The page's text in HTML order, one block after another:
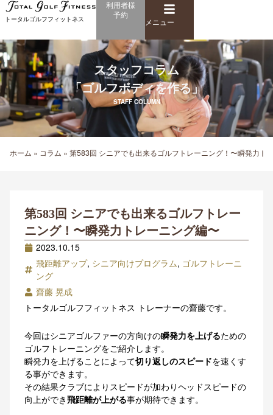
容
ス
キ
ッ
プ
トータルゴルフフィットネス
メ
ニ
ュ
ー
メニュー
利用者様
予約
スタッフコラム
「ゴルフボディを作る」
STAFF COLUMN
ホーム » コラム » 第583回 シニアでも出来るゴルフトレーニング！〜瞬発力ト
第583回 シニアでも出来るゴルフトレー
ニング！〜瞬発力トレーニング編〜
2023.10.15
飛距離アップ, シニア向けプログラム, ゴルフトレーニ
ング
齋藤 晃成
トータルゴルフフィットネス トレーナーの齋藤です。
今回はシニアゴルファーの方向けの瞬発力を上げるための
ゴルフトレーニングをご紹介します。
瞬発力を上げることによって切り返しのスピードを速くす
る事ができます。
その結果クラブによりスピードが加わりヘッドスピードの
向上ができ飛距離が上がる事が期待できます。